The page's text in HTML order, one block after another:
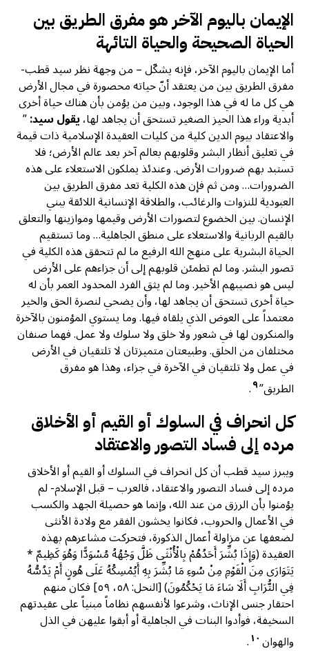
الإيمان باليوم الآخر هو مفرق الطريق بين
الحياة الصحيحة والحياة التائهة
أما الإيمان باليوم الآخر، فإنه يشكّل – من وجهة نظر سيد قطب-
مفرق الطريق بين من يعتقد أنّ حياته محصورة في مجال الأرض
هي كل ما له في هذا الوجود، وبين من يؤمن بأن هناك حياة أخرى
أبدية وراء هذا الحيز الصغير تستحق أن يجاهد لها،يقول سيد:”
والاعتقاد بيوم الدين كلية من كليات العقيدة الإسلامية ذات قيمة
في تعليق أنظار البشر وقلوبهم بعالم آخر بعد عالم الأرض؛ فلا
تستبد بهم ضرورات الأرض. وعندئذ يملكون الاستعلاء على هذه
الضرورات… ومن ثم فإن هذه الكلية تعد مفرق الطريق بين
العبودية للنزوات والرغائب، والطلاقة الإنسانية اللائقة ببني
الإنسان. بين الخضوع لتصورات الأرض وقيمها وموازينها والتعلق
بالقيم الربانية والاستعلاء على منطق الجاهلية… وما تستقيم
الحياة البشرية على منهج الله الرفيع ما لم تتحقق هذه الكلية في
تصور البشر. وما لم تطمئن قلوبهم إلى أن جزاءهم على الأرض
ليس هو نصيبهم الأخير. وما لم يثق الفرد المحدود العمر بأن له
حياة أخرى تستحق أن يجاهد لها، وأن يضحي لنصرة الحق والخير
معتمداً على العوض الذي يلقاه فيها. وما يستوي المؤمنون بالآخرة
والمنكرون لها في شعور ولا خلق ولا سلوك ولا عمل. فهما صنفان
مختلفان من الخلق. وطبيعتان متميزتان لا تلتقيان في الأرض
في عمل ولا تلتقيان في الآخرة في جزاء، وهذا هو مفرق
الطريق”٩.
كل انحراف في السلوك أو القيم أو الأخلاق
مرده إلى فساد التصور والاعتقاد
ويبرز سيد قطب أن كل انحراف في السلوك أو القيم أو الأخلاق
مرده إلى فساد التصور والاعتقاد، فالعرب – قبل الإسلام- لم
يؤمنوا بأن الرزق من عند الله، وإنما هو حصيلة الجهد والكسب
في الأعمال والحروب، فكانوا يخشون الفقر مع ولادة الأنثى
لضعفها عن مزاولة أعمال الذكورة، فتحركت مشاعرهم بهذه
العقيدة (وَإِذَا بُشِّرَ أَحَدُهُمْ بِالْأُنْثَى ظَلَّ وَجْهُهُ مُسْوَدًّا وَهُوَ كَظِيمٌ *
يَتَوَارَى مِنَ الْقَوْمِ مِنْ سُوءِ مَا بُشِّرَ بِهِ أَيُمْسِكُهُ عَلَى هُونٍ أَمْ يَدُسُّهُ
فِي التُّرَابِ أَلَا سَاءَ مَا يَحْكُمُونَ) [النحل: ٥٨، ٥٩] فكان منهم
احتقار جنس الإناث، وشرعوا لأنفسهم نظاماً مبنياً على عقيدتهم
السخيفة، فوأدوا البنات في الجاهلية أو أبقوا عليهن في الذل
والهوان١٠.